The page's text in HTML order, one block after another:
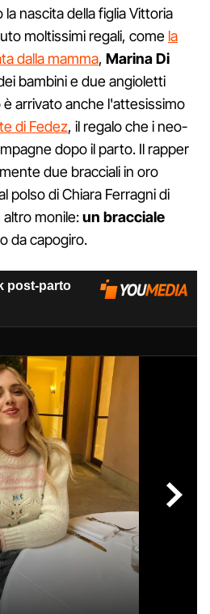
nascita della figlia Vittoria
moltissimi regali, come la
dalla mamma, Marina Di
bambini e due angioletti
arrivato anche l'attesissimo
di Fedez, il regalo che i neo-
dopo il parto. Il rapper
due bracciali in oro
polso di Chiara Ferragni di
monile:un bracciale
da capogiro.